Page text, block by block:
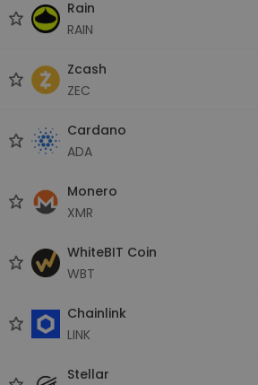
Rain
RAIN
Zcash
ZEC
Cardano
ADA
Monero
XMR
WhiteBIT Coin
WBT
Chainlink
LINK
Stellar